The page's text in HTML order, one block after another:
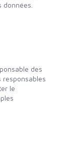
des
le